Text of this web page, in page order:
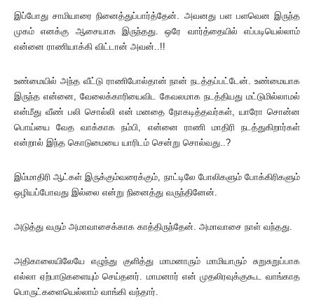
இப்போது சாமியாரை நினைத்துப்பார்த்தேன். அவனது பள பளவென இருந்த
முகம் எனக்கு ஆசையாக இருந்தது. ஒரே வார்த்தையில் எப்படியெல்லாம்
என்னை ராணியாக்கி விட்டான் அவன்..!!
உண்மையில் அந்த வீட்டு ராணிபோல்தான் நான் நடத்தப்பட்டேன். உண்மையாக
இருந்த என்னை, வேலைக்காரியைவிட கேவலமாக நடத்தியது மட்டுமில்லாமல்
என்மீது வீண் பலி சொல்லி என் மனதை நோகடித்தவர்கள், யாரோ சொன்ன
பொய்யை வேத வாக்காக நம்பி, என்னை ராணி மாதிரி நடத்துகிறார்கள்
என்றால் இந்த கொடுமையை யாரிடம் சென்று சொல்வது..?
இம்மாதிரி ஆட்கள் இருக்கும்வரைக்கும், நாட்டிலே போலிகளும் போக்கிரிகளும்
ஒழியப்போவது இல்லை என்று நினைத்து வருந்தினேன்.
அடுத்து வரும் அமாவாசைக்காக காத்திருந்தேன். அமாவாசை நாள் வந்தது.
அதிகாலையிலேயே எழுந்து குளித்து மாமனாரும் மாமியாரும் சுறுசுறுப்பாக
எல்லா ஏற்பாடுகளையும் செய்தனர். மாமனார் என் முதலிரவுக்குகூட வாங்காத
பொருட்களையெல்லாம் வாங்கி வந்தார்.